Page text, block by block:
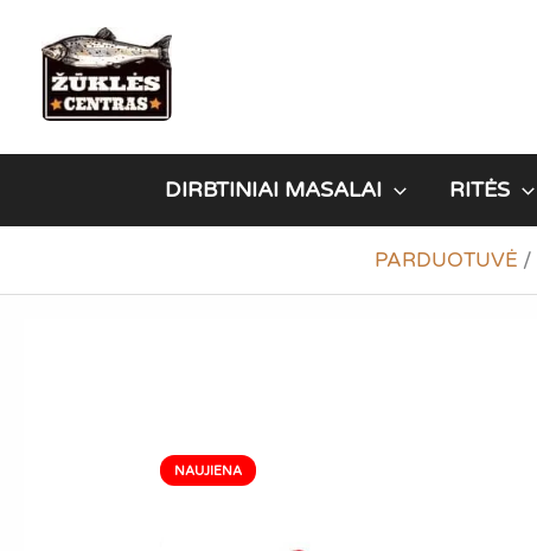
turinio
DIRBTINIAI MASALAI RITĖS
PARDUOTUVĖ /
NAUJIENA